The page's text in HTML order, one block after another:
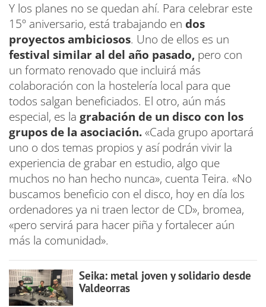
Y los planes no se quedan ahí. Para celebrar este
15º aniversario, está trabajando en dos
proyectos ambiciosos. Uno de ellos es un
festival similar al del año pasado, pero con
un formato renovado que incluirá más
colaboración con la hostelería local para que
todos salgan beneficiados. El otro, aún más
especial, es la grabación de un disco con los
grupos de la asociación.«Cada grupo aportará
uno o dos temas propios y así podrán vivir la
experiencia de grabar en estudio, algo que
muchos no han hecho nunca», cuenta Teira. «No
buscamos beneficio con el disco, hoy en día los
ordenadores ya ni traen lector de CD», bromea,
«pero servirá para hacer piña y fortalecer aún
más la comunidad».
Seika: metal joven y solidario desde
Valdeorras